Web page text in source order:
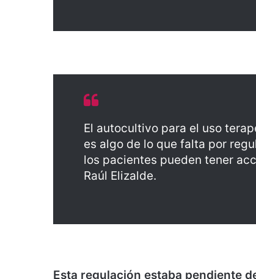
El autocultivo para el uso
es algo de lo que falta por
los pacientes pueden tener
Raúl Elizalde.
Esta regulación estaba pendiente